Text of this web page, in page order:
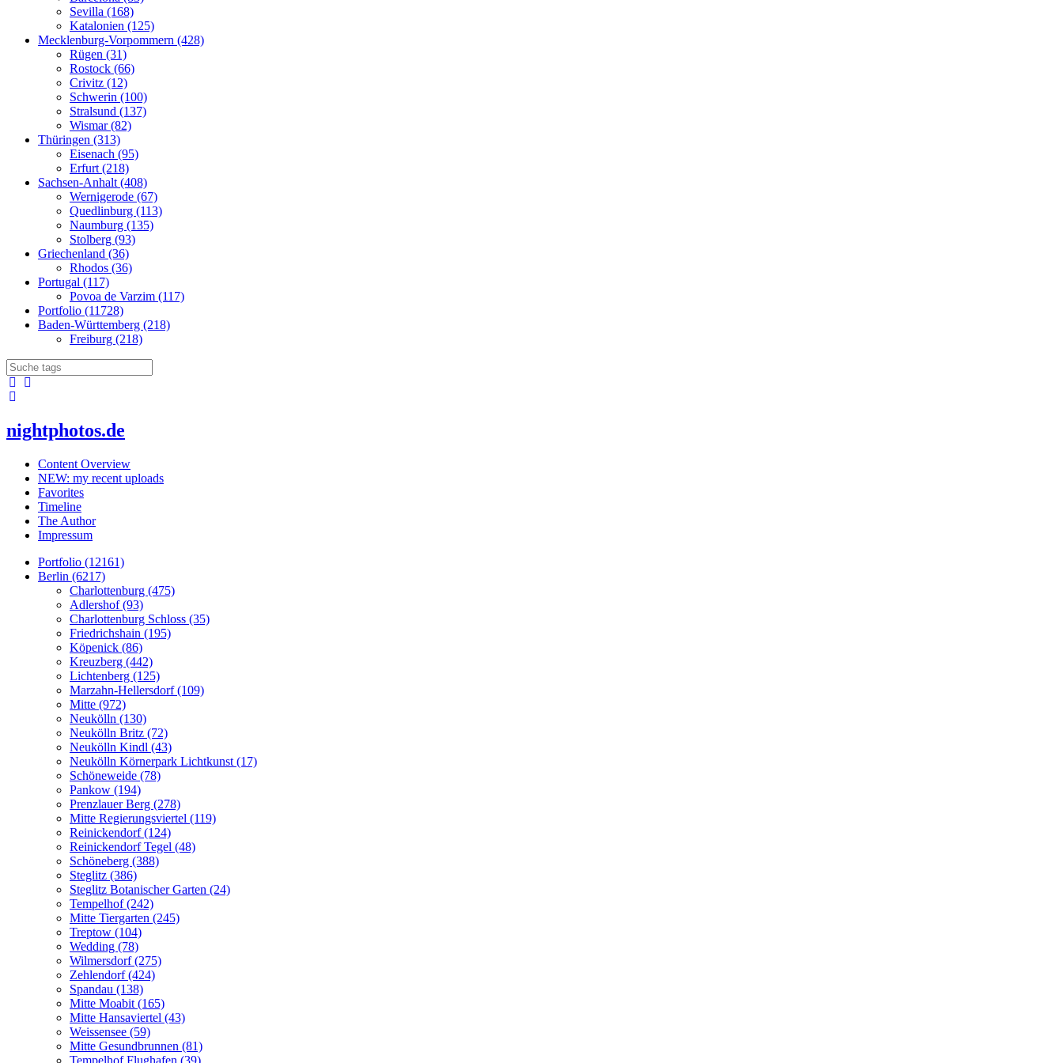
Sevilla (168)
Katalonien (125)
Mecklenburg-Vorpommern (428)
Rügen (31)
Rostock (66)
Crivitz (12)
Schwerin (100)
Stralsund (137)
Wismar (82)
Thüringen (313)
Eisenach (95)
Erfurt (218)
Sachsen-Anhalt (408)
Wernigerode (67)
Quedlinburg (113)
Naumburg (135)
Stolberg (93)
Griechenland (36)
Rhodos (36)
Portugal (117)
Povoa de Varzim (117)
Portfolio (11728)
Baden-Württemberg (218)
Freiburg (218)
nightphotos.de
Content Overview
NEW: my recent uploads
Favorites
Timeline
The Author
Impressum
Portfolio (12161)
Berlin (6217)
Charlottenburg (475)
Adlershof (93)
Charlottenburg Schloss (35)
Friedrichshain (195)
Köpenick (86)
Kreuzberg (442)
Lichtenberg (125)
Marzahn-Hellersdorf (109)
Mitte (972)
Neukölln (130)
Neukölln Britz (72)
Neukölln Kindl (43)
Neukölln Körnerpark Lichtkunst (17)
Schöneweide (78)
Pankow (194)
Prenzlauer Berg (278)
Mitte Regierungsviertel (119)
Reinickendorf (124)
Reinickendorf Tegel (48)
Schöneberg (388)
Steglitz (386)
Steglitz Botanischer Garten (24)
Tempelhof (242)
Mitte Tiergarten (245)
Treptow (104)
Wedding (78)
Wilmersdorf (275)
Zehlendorf (424)
Spandau (138)
Mitte Moabit (165)
Mitte Hansaviertel (43)
Weissensee (59)
Mitte Gesundbrunnen (81)
Tempelhof Flughafen (39)